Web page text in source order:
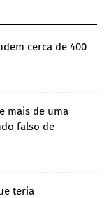
cerca de 400
mais de uma
falso de
teria